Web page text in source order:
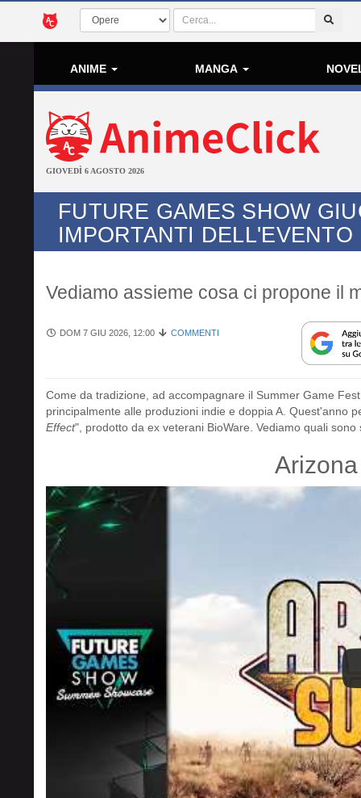
ANIME MANGA
GIOVEDÌ 6 AGOSTO 2026
FUTURE GAMES SHOW
IMPORTANTI DELL'EVENTO
Vediamo assieme cosa ci propone il
DOM 7 GIU 2026, 12:00 COMMENTI
Come da tradizione, ad accompagnare il Summer Game
principalmente alle produzioni indie e doppia A. Quest'anno
Effect", prodotto da ex veterani BioWare. Vediamo quali